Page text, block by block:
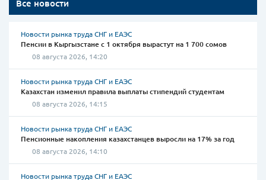
Все новости
Новости рынка труда СНГ и ЕАЭС
Пенсии в Кыргызстане с 1 октября вырастут на 1 700 сомов
08 августа 2026, 14:20
Новости рынка труда СНГ и ЕАЭС
Казахстан изменил правила выплаты стипендий студентам
08 августа 2026, 14:15
Новости рынка труда СНГ и ЕАЭС
Пенсионные накопления казахстанцев выросли на 17% за год
08 августа 2026, 14:10
Новости рынка труда СНГ и ЕАЭС